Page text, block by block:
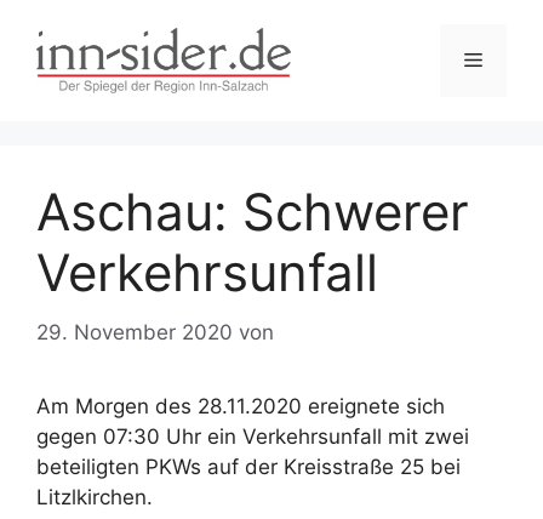
Inhalt
springen
Menü
Aschau: Schwerer
Verkehrsunfall
29. November 2020 von
Am Morgen des 28.11.2020 ereignete sich
gegen 07:30 Uhr ein Verkehrsunfall mit zwei
beteiligten PKWs auf der Kreisstraße 25 bei
Litzlkirchen.